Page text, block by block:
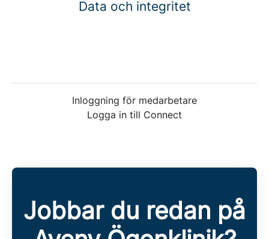
Data och integritet
Inloggning för medarbetare
Logga in till Connect
Jobbar du redan på